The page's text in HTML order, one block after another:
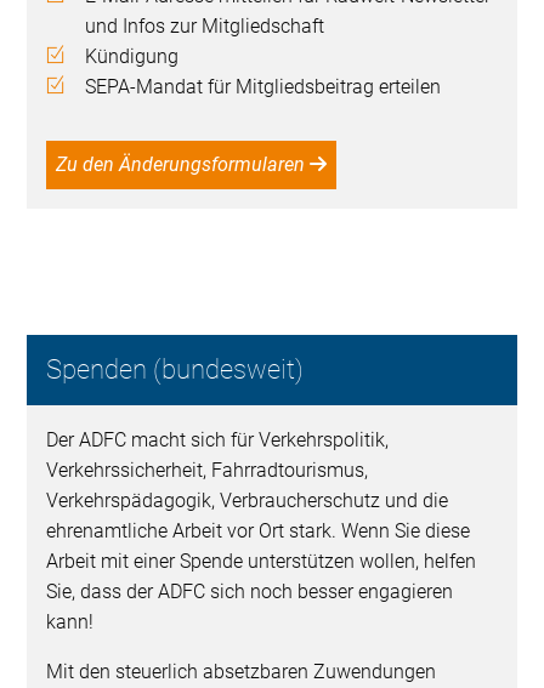
und Infos zur Mitgliedschaft
Kündigung
SEPA-Mandat für Mitgliedsbeitrag erteilen
Zu den Änderungsformularen
Spenden (bundesweit)
Der ADFC macht sich für Verkehrspolitik,
Verkehrssicherheit, Fahrradtourismus,
Verkehrspädagogik, Verbraucherschutz und die
ehrenamtliche Arbeit vor Ort stark. Wenn Sie diese
Arbeit mit einer Spende unterstützen wollen, helfen
Sie, dass der ADFC sich noch besser engagieren
kann!
Mit den steuerlich absetzbaren Zuwendungen